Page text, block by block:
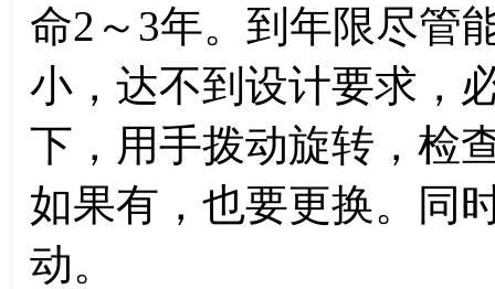
命2～3年。到年限尽管
小，达不到设计要求，
下，用手拨动旋转，检
如果有，也要更换。同
动。